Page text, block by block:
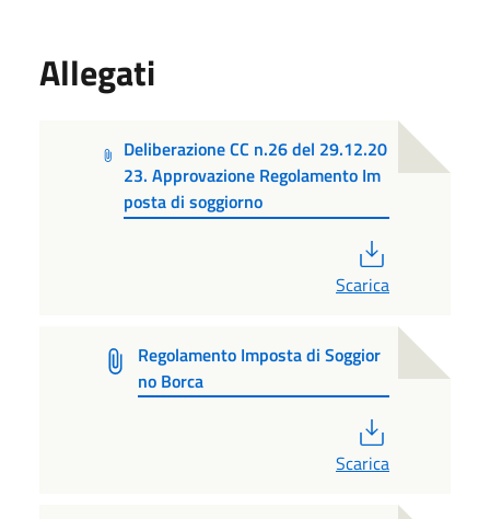
Allegati
Deliberazione CC n.26 del 29.12.20
23. Approvazione Regolamento Im
posta di soggiorno
Scarica
Regolamento Imposta di Soggior
no Borca
Scarica